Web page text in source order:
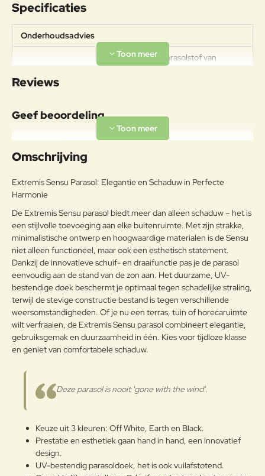
Specificaties
Onderhoudsadvies
Acryl
Om de acryl parasolstof van
met een zachte doek. Voor het
behandelen van vlekken gebruik je
een milde zeepoplossing met lauw
parasol weer inklapt. Zorg ervoor
voordat je deze opbergt om
schimmelvorming te voorkomen.
Tijdens de wintermaanden kun je
de parasol het beste opbergen op
een droge, goed geventileerde
plek en bij voorkeur voorzien van
een beschermhoes. Met deze
eenvoudige stappen blijft je
parasolstof jarenlang mooi en
functioneel.
Om de aluminium mast van de
Extremis Sensu parasol in goede
Maak de mast regelmatig schoon
Vermijd schurende
schoonmaakmiddelen of ruwe
borstels om krassen en
Spoel de mast na het reinigen
Reviews
Geef beoordeling
Uw naam:
g:
Note: HTML-code wordt niet vertaald!
Waardering:
Waarderin
g:
Slecht Goed
Verder
Omschrijving
Extremis Sensu Parasol: Elegantie en Schaduw in Perfecte
Harmonie
De Extremis Sensu parasol biedt meer dan alleen schaduw – het is
een stijlvolle toevoeging aan elke buitenruimte. Met zijn strakke,
minimalistische ontwerp en hoogwaardige materialen is de Sensu
niet alleen functioneel, maar ook een esthetisch statement.
Dankzij de innovatieve schuif- en draaifunctie pas je de parasol
eenvoudig aan de stand van de zon aan. Het duurzame, UV-
bestendige doek beschermt je optimaal tegen schadelijke straling,
terwijl de stevige constructie bestand is tegen verschillende
weersomstandigheden. Of je nu een terras, tuin of horecaruimte
wilt verfraaien, de Extremis Sensu parasol combineert elegantie,
gebruiksgemak en duurzaamheid in één. Kies voor tijdloze klasse
en geniet van comfortabele schaduw.
Deze parasol is nooit 'gone with the wind'.
Keuze uit 3 kleuren: Off White, Earth en Black.
Prestatie en esthetiek gaan hand in hand, een innovatief
design.
UV-bestendig parasoldoek, het is ook vuilafstotend.